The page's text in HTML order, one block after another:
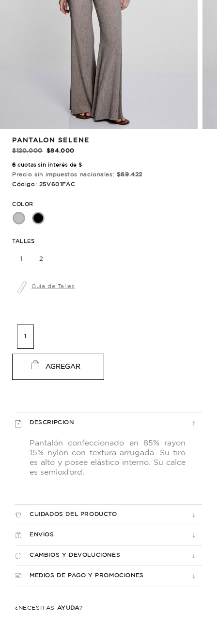
PANTALON SELENE
$120.000
$84.000
6 cuotas sin interés de $
Precio sin impuestos nacionales: $69.422
Código: 25V601FAC
COLOR
TALLES
1 2
Guía de Talles
AGREGAR
DESCRIPCION
Pantalón confeccionado en 85% rayon
15% nylon con textura arrugada. Su tiro
es alto y posee elástico interno. Su calce
es semioxford.
CUIDADOS DEL PRODUCTO
ENVIOS
CAMBIOS Y DEVOLUCIONES
MEDIOS DE PAGO Y PROMOCIONES
¿NECESITÁS AYUDA?